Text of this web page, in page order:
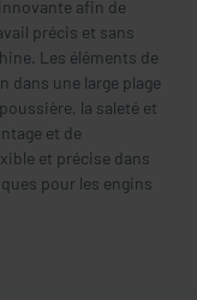
afin de
précis et sans
Les éléments de
une large plage
la saleté et
et de
et précise dans
pour les engins